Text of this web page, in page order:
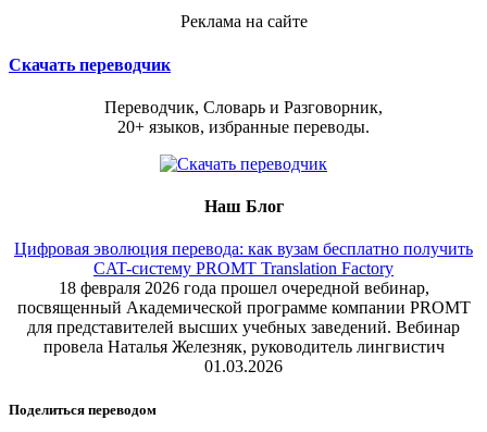
Реклама на сайте
Скачать переводчик
Переводчик, Словарь и Разговорник,
20+ языков, избранные переводы.
Наш Блог
Цифровая эволюция перевода: как вузам бесплатно получить
CAT-систему PROMT Translation Factory
18 февраля 2026 года прошел очередной вебинар,
посвященный Академической программе компании PROMT
для представителей высших учебных заведений. Вебинар
провела Наталья Железняк, руководитель лингвистич
01.03.2026
Поделиться переводом